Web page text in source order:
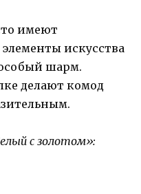
имеют
искусства
шарм.
делают комод
с золотом»: